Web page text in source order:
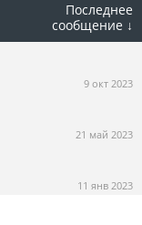
Последнее
сообщение ↓
9 окт 2023
21 май 2023
11 янв 2023